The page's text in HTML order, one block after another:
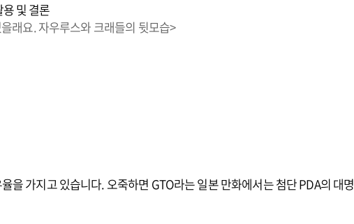
래요. 자우루스와 크래들의 뒷모습>
을 가지고 있습니다. 오죽하면 GTO라는 일본 만화에서는 첨단 PDA의 대명